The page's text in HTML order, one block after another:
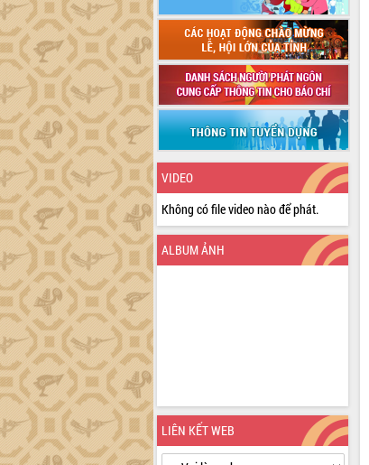
VIDEO
Không có file video nào để phát.
ALBUM ẢNH
LIÊN KẾT WEB